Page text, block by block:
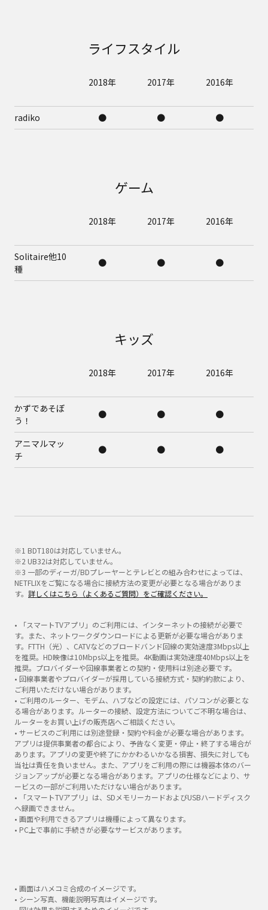
ライフスタイル
2018年 2017年 2016年
radiko ● ● ●
ゲーム
2018年 2017年 2016年
Solitaire他10
種
● ● ●
キッズ
2018年 2017年 2016年
かずであそぼ
う！
● ● ●
アニマルマッ
チ
● ● ●
※1 BDT180は対応していません。
※2 UB32は対応していません。
※3 一部のディーガ/BDプレーヤーとテレビとの組み合わせによっては、
NETFLIXをご覧になる場合に接続方法の変更が必要となる場合がありま
す。 詳しくはこちら（よくあるご質問）をご確認ください。
• 「スマートTVアプリ」のご利用には、インターネットの接続が必要で
す。また、ネットワークダウンロードによる更新が必要な場合がありま
す。FTTH（光）、CATVなどのブロードバンド回線の実効速度3Mbps以上
を推奨。HD映像は10Mbps以上を推奨。4K動画は実効速度40Mbps以上を
推奨。プロバイダーや回線事業者との契約・使用料は別途必要です。
• 回線事業者やプロバイダーが採用している接続方式・契約約款により、
ご利用いただけない場合があります。
• ご利用のルーター、モデム、ハブなどの設定には、パソコンが必要とな
る場合があります。ルーターの接続、設定方法についてご不明な場合は、
ルーターをお買い上げの販売店へご相談ください。
• サービスのご利用には別途登録・契約や料金が必要な場合があります。
アプリは提供事業者の都合により、予告なく変更・停止・終了する場合が
あります。アプリの変更や終了にかかわるいかなる損害、損失に対しても
当社は責任を負いません。また、アプリをご利用の際には機器本体のバー
ジョンアップが必要となる場合があります。アプリの仕様などにより、サ
ービスの一部がご利用いただけない場合があります。
• 「スマートTVアプリ」は、SDメモリーカードおよびUSBハードディスク
へ録画できません。
• 画面や利用できるアプリは機種によって異なります。
• PC上で事前に手続きが必要なサービスがあります。
• 画面はハメコミ合成のイメージです。
• シーン写真、機能説明写真はイメージです。